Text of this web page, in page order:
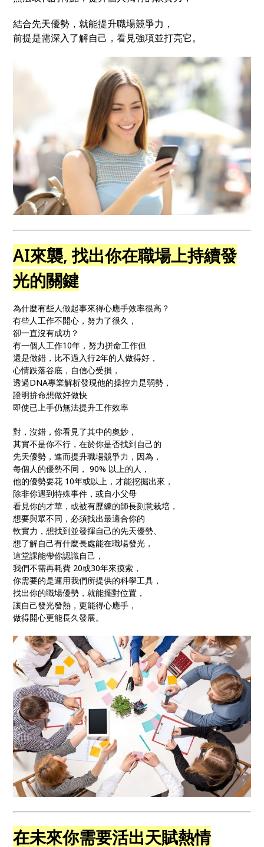
結合先天優勢，就能提升職場競爭力，
前提是需深入了解自己，看見強項並打亮它。
AI來襲, 找出你在職場上持續發
光的關鍵
為什麼有些人做起事來得心應手效率很高？
有些人工作不開心，努力了很久，
卻一直沒有成功？
有一個人工作10年，努力拼命工作但
還是做錯，比不過入行2年的人做得好，
心情跌落谷底，自信心受損，
透過DNA專業解析發現他的操控力是弱勢，
證明拚命想做好做快
即使已上手仍無法提升工作效率
對，沒錯，你看見了其中的奧妙，
其實不是你不行，在於你是否找到自己的
先天優勢，進而提升職場競爭力，因為，
每個人的優勢不同， 90% 以上的人，
他的優勢要花 10年或以上，才能挖掘出來，
除非你遇到特殊事件，或自小父母
看見你的才華，或被有歷練的師長刻意栽培，
想要與眾不同，必須找出最適合你的
軟實力，想找到並發揮自己的先天優勢、
想了解自己有什麼長處能在職場發光，
這堂課能帶你認識自己，
我們不需再耗費 20或30年來摸索，
你需要的是運用我們所提供的科學工具，
找出你的職場優勢，就能擺對位置，
讓自己發光發熱，更能得心應手，
做得開心更能長久發展。
在未來你需要活出天賦熱情